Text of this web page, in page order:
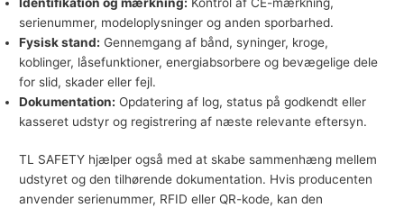
serienummer, modeloplysninger og anden sporbarhed.
Fysisk stand: Gennemgang af bånd, syninger, kroge,
koblinger, låsefunktioner, energiabsorbere og bevægelige dele
for slid, skader eller fejl.
Dokumentation: Opdatering af log, status på godkendt eller
kasseret udstyr og registrering af næste relevante eftersyn.
TL SAFETY hjælper også med at skabe sammenhæng mellem
udstyret og den tilhørende dokumentation. Hvis producenten
anvender serienummer, RFID eller QR-kode, kan den